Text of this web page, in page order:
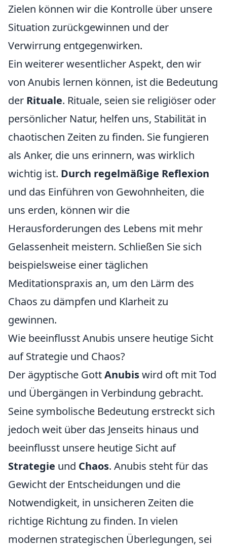
Zielen können wir die Kontrolle über unsere
Situation zurückgewinnen und der
Verwirrung entgegenwirken.
Ein weiterer wesentlicher Aspekt, den wir
von Anubis lernen können, ist die Bedeutung
der Rituale. Rituale, seien sie religiöser oder
persönlicher Natur, helfen uns, Stabilität in
chaotischen Zeiten zu finden. Sie fungieren
als Anker, die uns erinnern, was wirklich
wichtig ist. Durch regelmäßige Reflexion
und das Einführen von Gewohnheiten, die
uns erden, können wir die
Herausforderungen des Lebens mit mehr
Gelassenheit meistern. Schließen Sie sich
beispielsweise einer täglichen
Meditationspraxis an, um den Lärm des
Chaos zu dämpfen und Klarheit zu
gewinnen.
Wie beeinflusst Anubis unsere heutige Sicht
auf Strategie und Chaos?
Der ägyptische GottAnubiswird oft mit Tod
und Übergängen in Verbindung gebracht.
Seine symbolische Bedeutung erstreckt sich
jedoch weit über das Jenseits hinaus und
beeinflusst unsere heutige Sicht auf
Strategie und Chaos. Anubis steht für das
Gewicht der Entscheidungen und die
Notwendigkeit, in unsicheren Zeiten die
richtige Richtung zu finden. In vielen
modernen strategischen Überlegungen, sei